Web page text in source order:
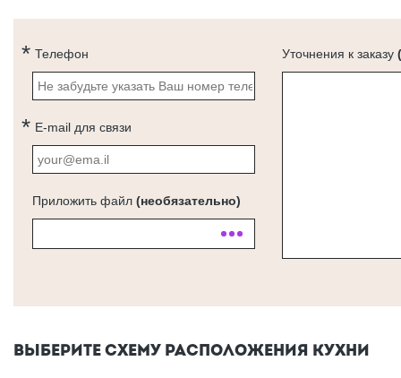
Телефон
E-mail для связи
Приложить файл (необязательно)
Уточнения к заказу
ВЫБЕРИТЕ СХЕМУ РАСПОЛОЖЕНИЯ КУХНИ